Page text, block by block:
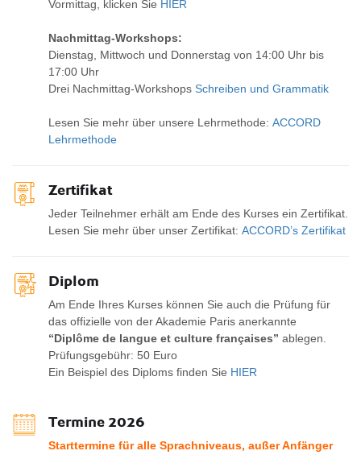
Vormittag, klicken Sie HIER
Nachmittag-Workshops:
Dienstag, Mittwoch und Donnerstag von 14:00 Uhr bis
17:00 Uhr
Drei Nachmittag-Workshops Schreiben und Grammatik
Lesen Sie mehr über unsere Lehrmethode: ACCORD
Lehrmethode
Zertifikat
Jeder Teilnehmer erhält am Ende des Kurses ein Zertifikat.
Lesen Sie mehr über unser Zertifikat: ACCORD’s Zertifikat
Diplom
Am Ende Ihres Kurses können Sie auch die Prüfung für
das offizielle von der Akademie Paris anerkannte
“Diplôme de langue et culture françaises” ablegen.
Prüfungsgebühr: 50 Euro
Ein Beispiel des Diploms finden Sie HIER
Termine 2026
Starttermine für alle Sprachniveaus, außer Anfänger